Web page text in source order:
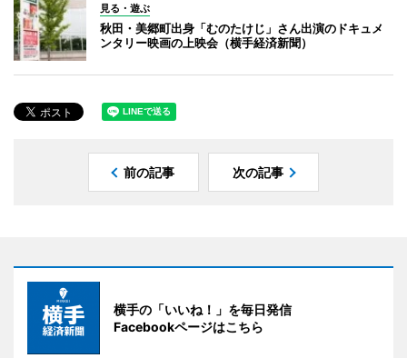
見る・遊ぶ
秋田・美郷町出身「むのたけじ」さん出演のドキュメ
ンタリー映画の上映会（横手経済新聞）
前の記事 次の記事
横手の「いいね！」を毎日発信
Facebookページはこちら